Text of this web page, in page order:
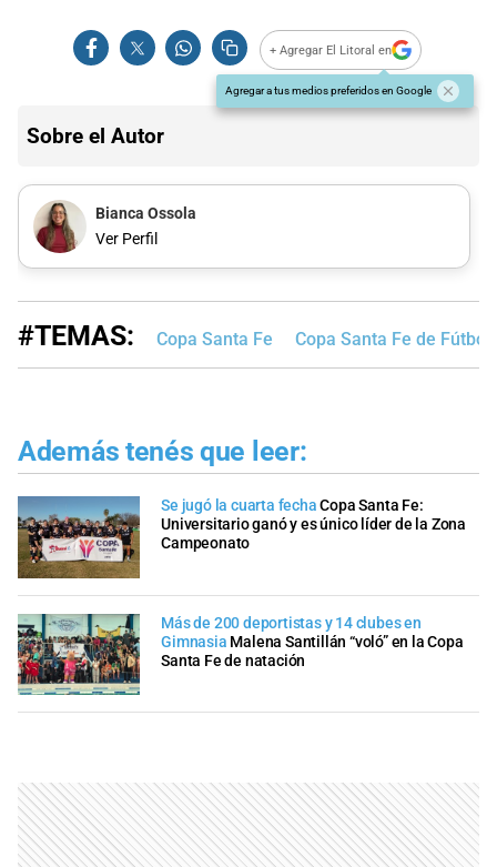
+ Agregar El Litoral en
Agregar a tus medios preferidos en Google
Sobre el Autor
Bianca Ossola
Ver Perfil
#TEMAS: Copa Santa Fe Copa Santa Fe de Fútbol
Además tenés que leer:
Se jugó la cuarta fecha Copa Santa Fe:
Universitario ganó y es único líder de la Zona
Campeonato
Más de 200 deportistas y 14 clubes en
Gimnasia Malena Santillán “voló” en la Copa
Santa Fe de natación